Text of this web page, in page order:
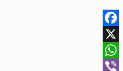
Facebook
X
WhatsApp